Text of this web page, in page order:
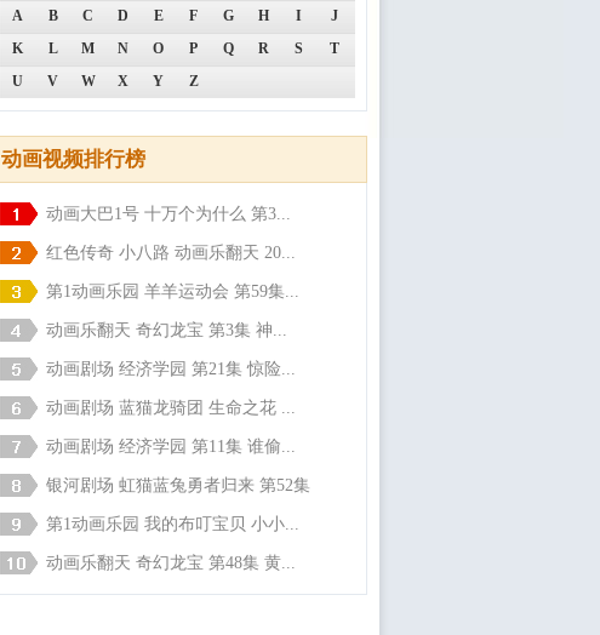
A B C D E F G H I
J
K
L M N O P Q R S
T
U
V W X Y Z
动画视频排行榜
动画大巴1号 十万个为什么 第3...
红色传奇 小八路 动画乐翻天 20...
第1动画乐园 羊羊运动会 第59集...
动画乐翻天 奇幻龙宝 第3集 神...
动画剧场 经济学园 第21集 惊险...
动画剧场 蓝猫龙骑团 生命之花 ...
动画剧场 经济学园 第11集 谁偷...
银河剧场 虹猫蓝兔勇者归来 第52集
第1动画乐园 我的布叮宝贝 小小...
动画乐翻天 奇幻龙宝 第48集 黄...